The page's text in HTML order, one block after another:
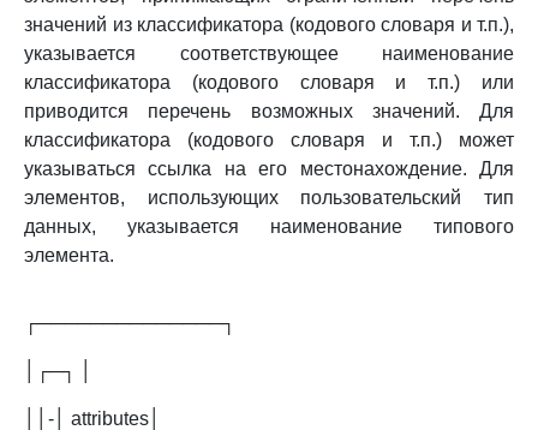
значений из классификатора (кодового словаря и т.п.),
указывается соответствующее наименование
классификатора (кодового словаря и т.п.) или
приводится перечень возможных значений. Для
классификатора (кодового словаря и т.п.) может
указываться ссылка на его местонахождение. Для
элементов, использующих пользовательский тип
данных, указывается наименование типового
элемента.
┌──────────────┐
│┌─┐ │
││-│ attributes│